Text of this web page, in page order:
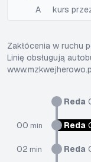
Reda
00 min Reda
02 min Reda
A
kurs
Zakłócenia w ruchu
Linię obsługują